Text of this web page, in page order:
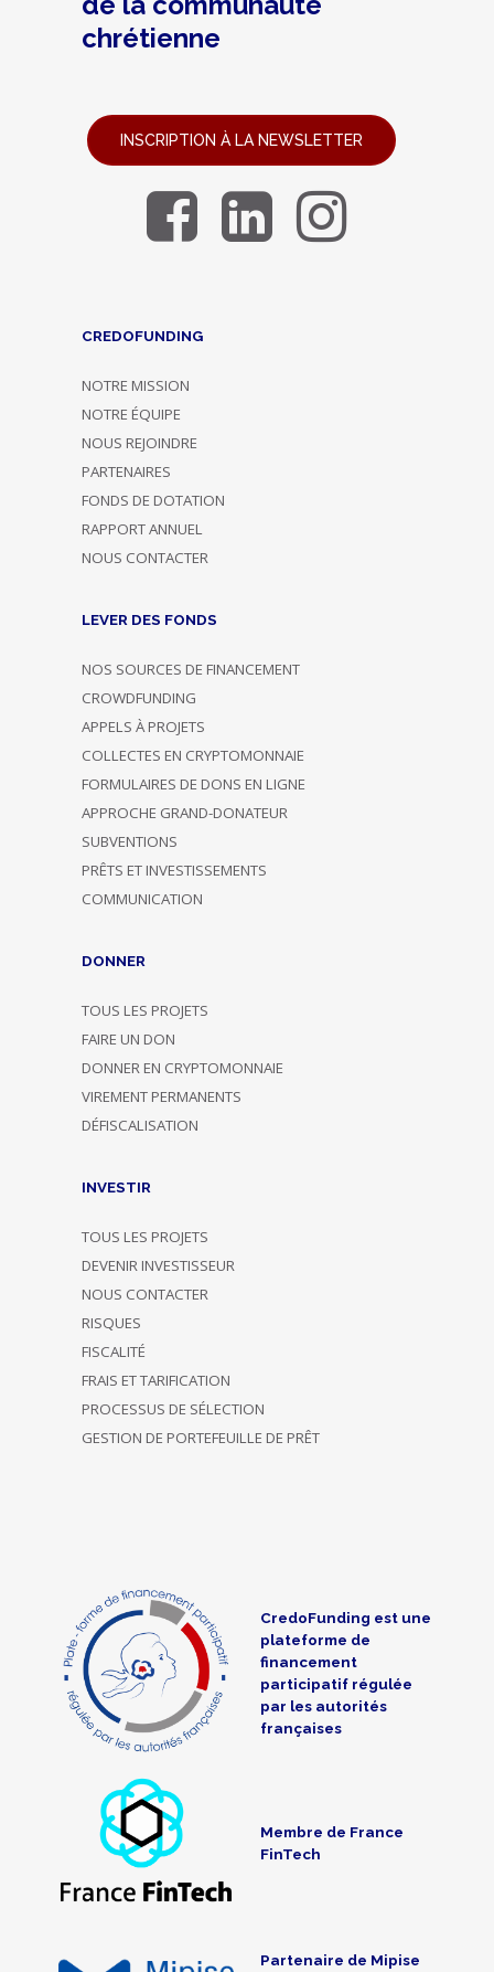
chrétienne
INSCRIPTION À LA NEWSLETTER
CREDOFUNDING
NOTRE MISSION
NOTRE ÉQUIPE
NOUS REJOINDRE
PARTENAIRES
FONDS DE DOTATION
RAPPORT ANNUEL
NOUS CONTACTER
LEVER DES FONDS
NOS SOURCES DE FINANCEMENT
CROWDFUNDING
APPELS À PROJETS
COLLECTES EN CRYPTOMONNAIE
FORMULAIRES DE DONS EN LIGNE
APPROCHE GRAND-DONATEUR
SUBVENTIONS
PRÊTS ET INVESTISSEMENTS
COMMUNICATION
DONNER
TOUS LES PROJETS
FAIRE UN DON
DONNER EN CRYPTOMONNAIE
VIREMENT PERMANENTS
DÉFISCALISATION
INVESTIR
TOUS LES PROJETS
DEVENIR INVESTISSEUR
NOUS CONTACTER
RISQUES
FISCALITÉ
FRAIS ET TARIFICATION
PROCESSUS DE SÉLECTION
GESTION DE PORTEFEUILLE DE PRÊT
CredoFunding est une
plateforme de
financement
participatif régulée
par les autorités
françaises
Membre de France
FinTech
Partenaire de Mipise